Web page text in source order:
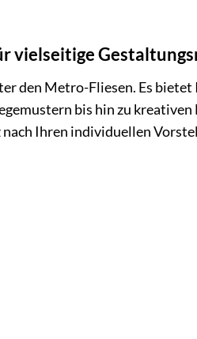
vielseitige
den Metro-Fliesen. Es
bis hin zu
nach Ihren individuellen